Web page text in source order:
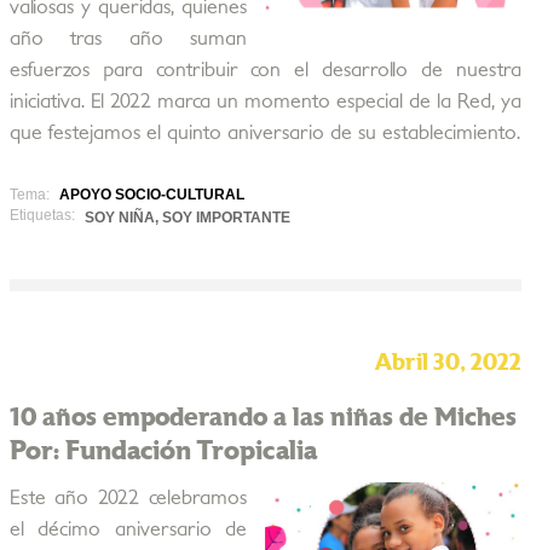
valiosas y queridas, quienes
año tras año suman
esfuerzos para contribuir con el desarrollo de nuestra
iniciativa. El 2022 marca un momento especial de la Red, ya
que festejamos el quinto aniversario de su establecimiento.
Tema:
APOYO SOCIO-CULTURAL
Etiquetas:
SOY NIÑA, SOY IMPORTANTE
Abril 30, 2022
10 años empoderando a las niñas de Miches
Por: Fundación Tropicalia
Este año 2022 celebramos
el décimo aniversario de